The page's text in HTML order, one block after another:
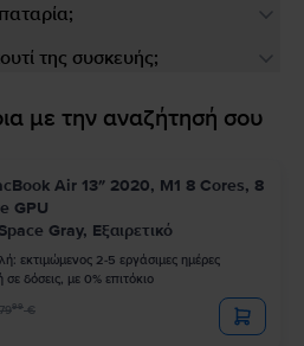
της συσκευής;
με την αναζήτησή σου
Air 13″ 2020, M1 8 Cores, 8
GPU
Gray, Εξαιρετικό
εκτιμώμενος 2-5 εργάσιμες ημέρες
δόσεις, με 0% επιτόκιο
99€